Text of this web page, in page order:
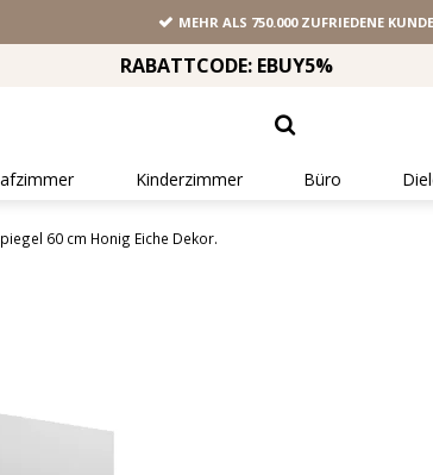
MEHR ALS 750.000 ZUFRIEDENE
RABATTCODE: EBUY5%
Kinderzimmer Büro
60 cm Honig Eiche Dekor.